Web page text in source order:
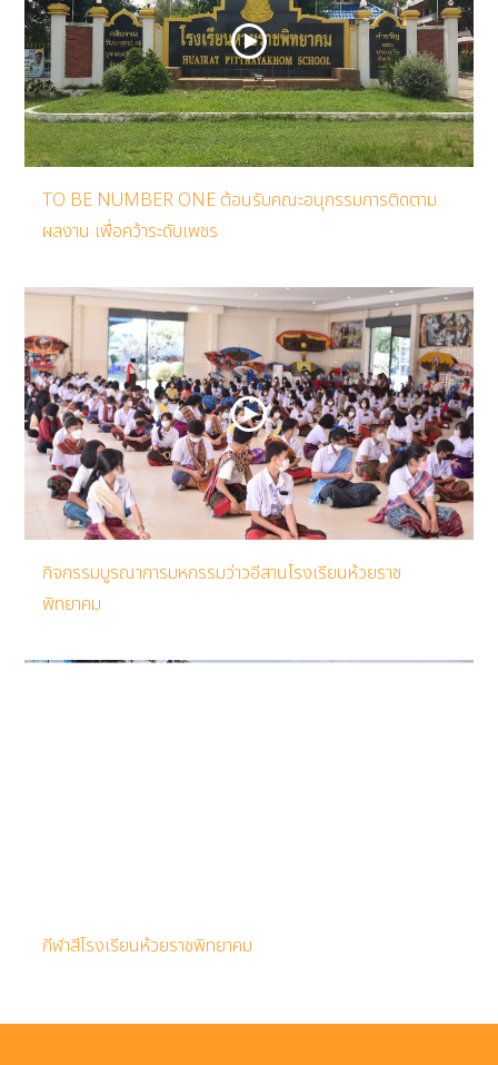
TO BE NUMBER ONE ต้อนรับคณะอนุกรรมการติดตาม
ผลงาน เพื่อคว้าระดับเพชร
กิจกรรมบูรณาการมหกรรมว่าวอีสานโรงเรียนห้วยราช
พิทยาคม
กีฬาสีโรงเรียนห้วยราชพิทยาคม